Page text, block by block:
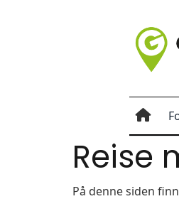
Reise
På denne siden